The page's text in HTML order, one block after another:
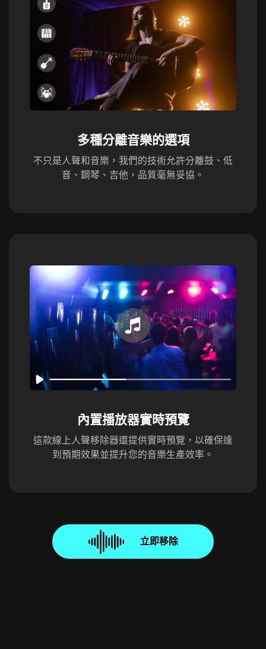
多種分離音樂的選項
不只是人聲和音樂，我們的技術允許分離鼓、低
音、鋼琴、吉他，品質毫無妥協。
內置播放器實時預覽
這款線上人聲移除器還提供實時預覽，以確保達
到預期效果並提升您的音樂生產效率。
立即移除